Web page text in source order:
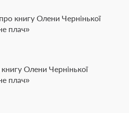
книгу Олени Чернінької
плач»
Олени Чернінької
плач»